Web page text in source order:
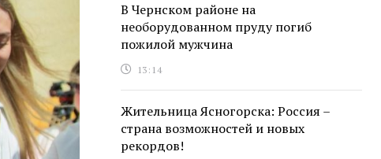
В Чернском районе на
необорудованном пруду погиб
пожилой мужчина
13:14
Жительница Ясногорска: Россия –
страна возможностей и новых
рекордов!